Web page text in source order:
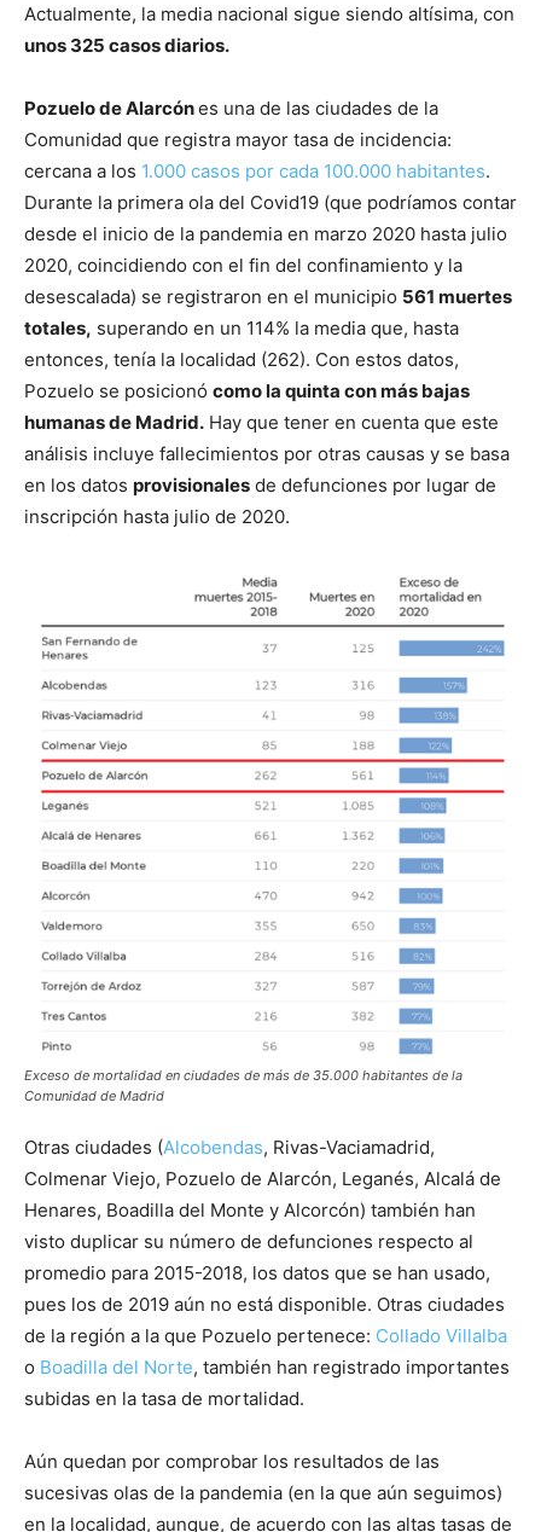
Actualmente, la media nacional sigue siendo altísima, con
unos 325 casos diarios.
Pozuelo de Alarcónes una de las ciudades de la
Comunidad que registra mayor tasa de incidencia:
cercana a los 1.000 casos por cada 100.000 habitantes.
Durante la primera ola del Covid19 (que podríamos contar
desde el inicio de la pandemia en marzo 2020 hasta julio
2020, coincidiendo con el fin del confinamiento y la
desescalada) se registraron en el municipio 561 muertes
totales, superando en un 114% la media que, hasta
entonces, tenía la localidad (262). Con estos datos,
Pozuelo se posicionó como la quinta con más bajas
humanas de Madrid. Hay que tener en cuenta que este
análisis incluye fallecimientos por otras causas y se basa
en los datos provisionales de defunciones por lugar de
inscripción hasta julio de 2020.
Exceso de mortalidad en ciudades de más de 35.000 habitantes de la
Comunidad de Madrid
Otras ciudades (Alcobendas, Rivas-Vaciamadrid,
Colmenar Viejo, Pozuelo de Alarcón, Leganés, Alcalá de
Henares, Boadilla del Monte y Alcorcón) también han
visto duplicar su número de defunciones respecto al
promedio para 2015-2018, los datos que se han usado,
pues los de 2019 aún no está disponible. Otras ciudades
de la región a la que Pozuelo pertenece: Collado Villalba
o Boadilla del Norte, también han registrado importantes
subidas en la tasa de mortalidad.
Aún quedan por comprobar los resultados de las
sucesivas olas de la pandemia (en la que aún seguimos)
en la localidad, aunque, de acuerdo con las altas tasas de